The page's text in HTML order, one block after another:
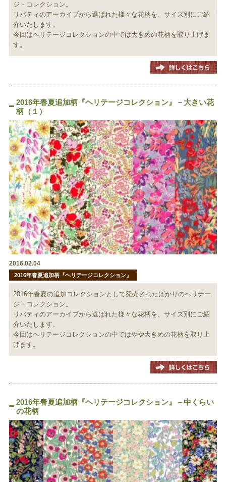
ジ・コレクション。
リバティのアーカイブから選ばれた様々な花柄を、サイズ別にご紹
介いたします。
今回はヘリテージコレクションの中では大きめの花柄を取り上げま
す。
2016年春夏追加柄『ヘリテージコレクション』－大きい花
柄（１）
2016.02.04
2016年春夏追加柄『ヘリテージコレクション』
2016年春夏の追加コレクションとして発売されたばかりのヘリテー
ジ・コレクション。
リバティのアーカイブから選ばれた様々な花柄を、サイズ別にご紹
介いたします。
今回はヘリテージコレクションの中ではやや大きめの花柄を取り上
げます。
2016年春夏追加柄『ヘリテージコレクション』－中くらい
の花柄